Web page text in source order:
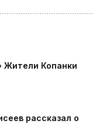
Жители Копанки
рассказал о